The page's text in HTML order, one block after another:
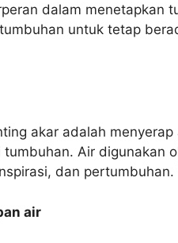
dalam menetapkan
untuk tetap
akar adalah
Air digunakan
dan
air